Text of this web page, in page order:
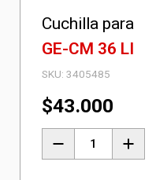
Cuchilla para
GE-CM 36 LI
SKU:3405485
$43.000
para